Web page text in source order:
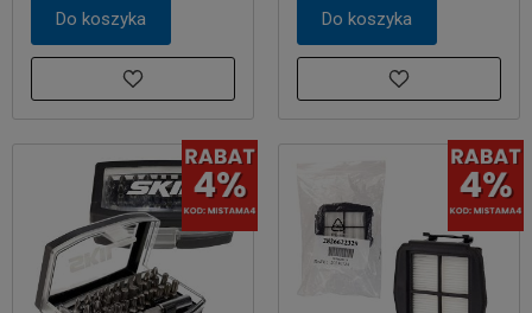
Do koszyka Do koszyka